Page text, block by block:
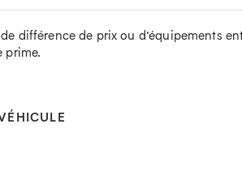
différence de prix ou d’équipements
prime.